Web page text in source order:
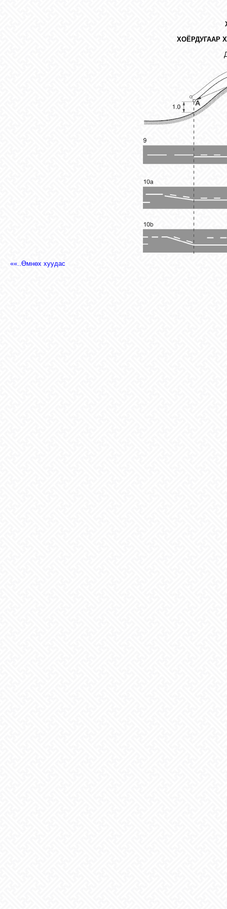
ХОЁРДУГААР
««..Өмнөх хуудас